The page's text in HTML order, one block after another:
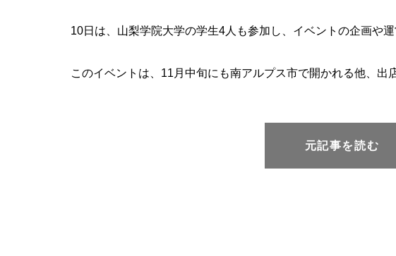
10日は、山梨学院大学の学生4人も参加し、イベントの企画や運
このイベントは、11月中旬にも南アルプス市で開かれる他、出
元記事を読む